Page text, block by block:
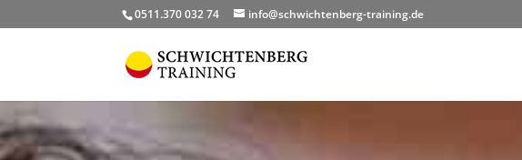
0511.370 032 74 info@schwichtenberg-training.de